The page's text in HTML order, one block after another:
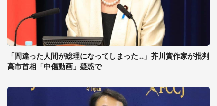
「間違った人間が総理になってしまった...」芥川賞作家が批判
高市首相「中傷動画」疑惑で